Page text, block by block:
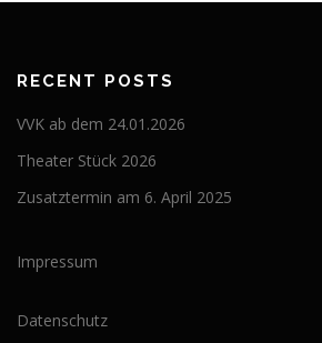
RECENT POSTS
VVK ab dem 24.01.2026
Theater Stück 2026
Zusatztermin am 6. April 2025
Impressum
Datenschutz